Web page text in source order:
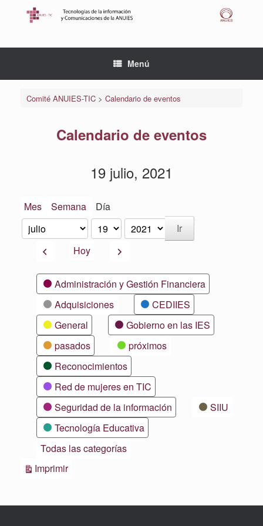
Menú
Comité ANUIES-TIC> Calendario de eventos
Calendario de eventos
19 julio, 2021
Mes Semana Día
Mes
Día
Año
AnteriorHoy Siguiente
CategoríasAdministración y Gestión Financiera
Adquisiciones
CEDIIES
General
Gobierno en las IES
pasados
próximos
Reconocimientos
Red de mujeres en TIC
Seguridad de la información
SIIU
Tecnología Educativa
Todas las categorías
ImprimirVistas